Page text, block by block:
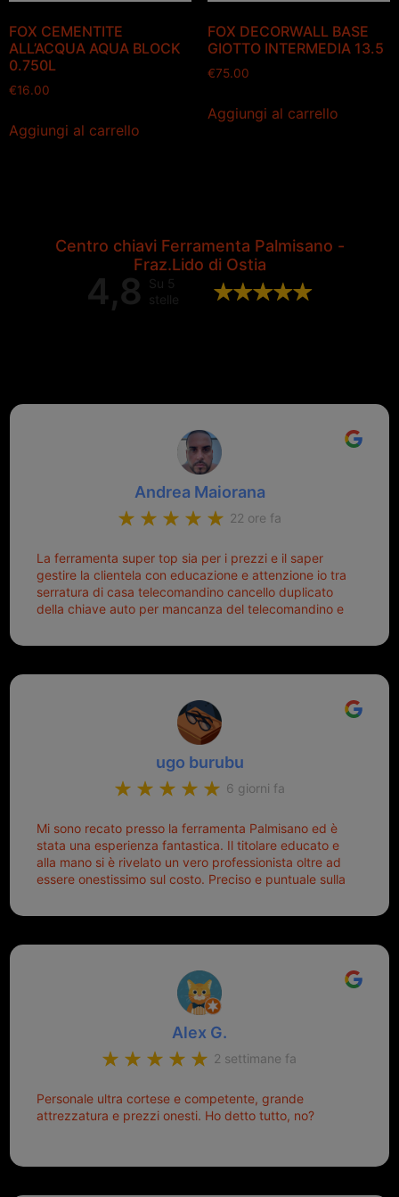
FOX CEMENTITE
ALL’ACQUA AQUA BLOCK
0.750L
€16.00
Aggiungi al carrello
FOX DECORWALL BASE
GIOTTO INTERMEDIA 13.5
€75.00
Aggiungi al carrello
Centro chiavi Ferramenta Palmisano -
Fraz.Lido di Ostia
4,8
Su 5
stelle
Andrea Maiorana
22 ore fa
La ferramenta super top sia per i prezzi e il saper
gestire la clientela con educazione e attenzione io tra
serratura di casa telecomandino cancello duplicato
della chiave auto per mancanza del telecomandino e
meglio ferramenta de ostia e poi il prorietario il signor
ugo burubu
6 giorni fa
Mi sono recato presso la ferramenta Palmisano ed è
stata una esperienza fantastica. Il titolare educato e
alla mano si è rivelato un vero professionista oltre ad
essere onestissimo sul costo. Preciso e puntuale sulla
Alex G.
2 settimane fa
Personale ultra cortese e competente, grande
attrezzatura e prezzi onesti. Ho detto tutto, no?